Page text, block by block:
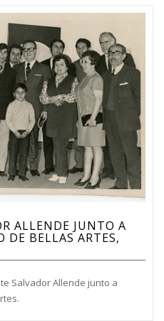
ALLENDE JUNTO A
DE BELLAS ARTES,
Salvador Allende junto a